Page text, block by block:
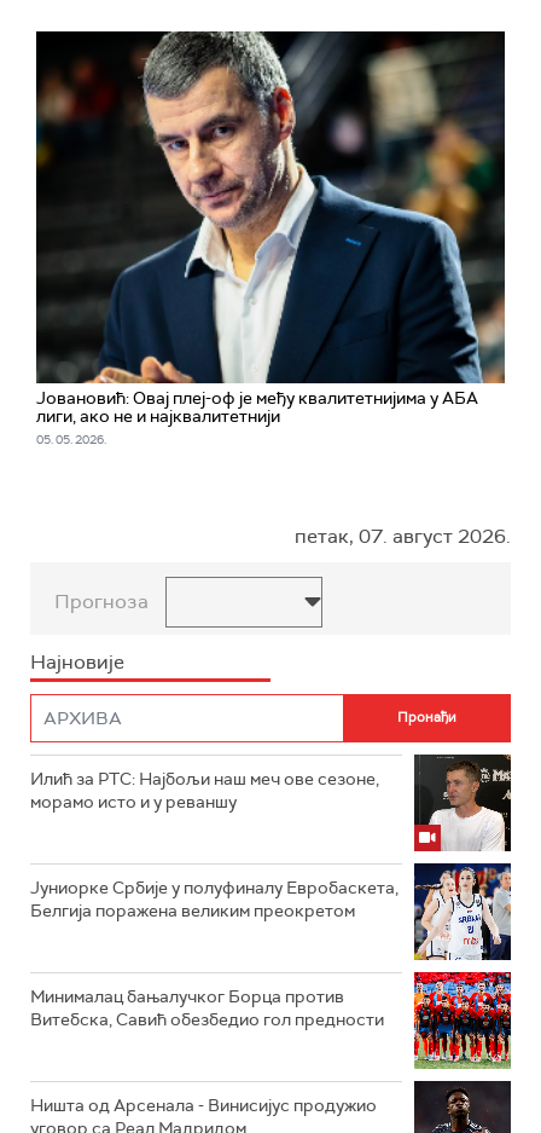
Јовановић: Овај плеј-оф је међу квалитетнијима у АБА
лиги, ако не и најквалитетнији
05. 05. 2026.
петак, 07. август 2026.
Прогноза
Најновије
Илић за РТС: Најбољи наш меч ове сезоне,
морамо исто и у реваншу
Јуниорке Србије у полуфиналу Евробаскета,
Белгија поражена великим преокретом
Минималац бањалучког Борца против
Витебска, Савић обезбедио гол предности
Ништа од Арсенала - Винисијус продужио
уговор са Реал Мадридом